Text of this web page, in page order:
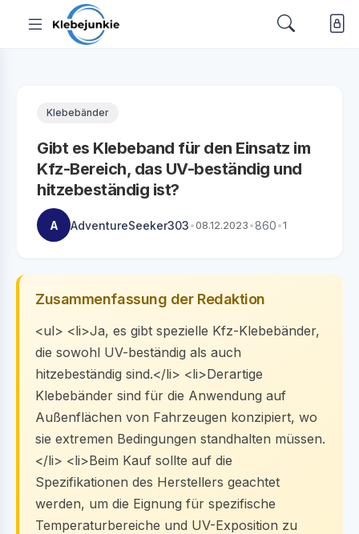
Klebebänder
Gibt es Klebeband für den Einsatz im
Kfz-Bereich, das UV-beständig und
hitzebeständig ist?
A AdventureSeeker303•08.12.2023•860•1
Zusammenfassung der Redaktion
<ul> <li>Ja, es gibt spezielle Kfz-Klebebänder,
die sowohl UV-beständig als auch
hitzebeständig sind.</li> <li>Derartige
Klebebänder sind für die Anwendung auf
Außenflächen von Fahrzeugen konzipiert, wo
sie extremen Bedingungen standhalten müssen.
</li> <li>Beim Kauf sollte auf die
Spezifikationen des Herstellers geachtet
werden, um die Eignung für spezifische
Temperaturbereiche und UV-Exposition zu